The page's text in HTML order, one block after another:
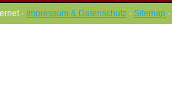
· Impressum & Datenschutz · Sitemap